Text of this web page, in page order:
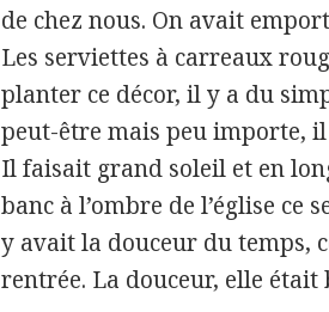
de chez nous. On avait
Les serviettes à carreaux
planter ce décor, il y a du
peut-être mais peu importe,
Il faisait grand soleil et en
banc à l’ombre de l’église ce
y avait la douceur du temps,
rentrée. La douceur, elle